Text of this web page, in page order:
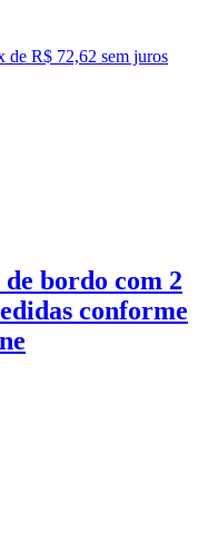
de R$ 72,62 sem juros
bordo com 2
conforme